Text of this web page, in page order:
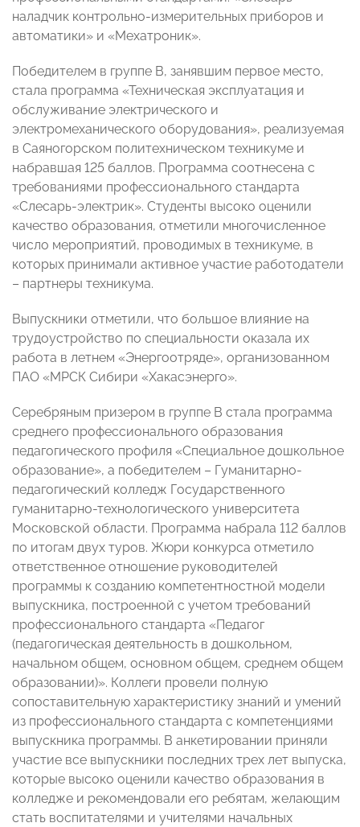
наладчик контрольно-измерительных приборов и
автоматики» и «Мехатроник».
Победителем в группе В, занявшим первое место,
стала программа «Техническая эксплуатация и
обслуживание электрического и
электромеханического оборудования», реализуемая
в Саяногорском политехническом техникуме и
набравшая 125 баллов. Программа соотнесена с
требованиями профессионального стандарта
«Слесарь-электрик». Студенты высоко оценили
качество образования, отметили многочисленное
число мероприятий, проводимых в техникуме, в
которых принимали активное участие работодатели
– партнеры техникума.
Выпускники отметили, что большое влияние на
трудоустройство по специальности оказала их
работа в летнем «Энергоотряде», организованном
ПАО «МРСК Сибири «Хакасэнерго».
Серебряным призером в группе В стала программа
среднего профессионального образования
педагогического профиля «Специальное дошкольное
образование», а победителем – Гуманитарно-
педагогический колледж Государственного
гуманитарно-технологического университета
Московской области. Программа набрала 112 баллов
по итогам двух туров. Жюри конкурса отметило
ответственное отношение руководителей
программы к созданию компетентностной модели
выпускника, построенной с учетом требований
профессионального стандарта «Педагог
(педагогическая деятельность в дошкольном,
начальном общем, основном общем, среднем общем
образовании)». Коллеги провели полную
сопоставительную характеристику знаний и умений
из профессионального стандарта с компетенциями
выпускника программы. В анкетировании приняли
участие все выпускники последних трех лет выпуска,
которые высоко оценили качество образования в
колледже и рекомендовали его ребятам, желающим
стать воспитателями и учителями начальных